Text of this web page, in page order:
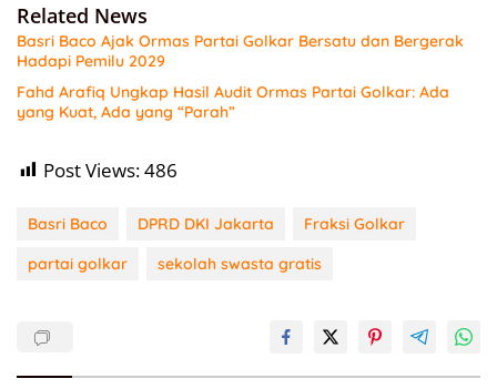
Related News
Basri Baco Ajak Ormas Partai Golkar Bersatu dan Bergerak
Hadapi Pemilu 2029
Fahd Arafiq Ungkap Hasil Audit Ormas Partai Golkar: Ada
yang Kuat, Ada yang “Parah”
Post Views:486
Basri Baco DPRD DKI Jakarta
Fraksi Golkar
partai golkar
sekolah swasta gratis